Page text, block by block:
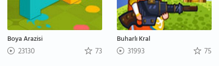
Boya Arazisi
23130 73
Buharlı Kral
31993 75